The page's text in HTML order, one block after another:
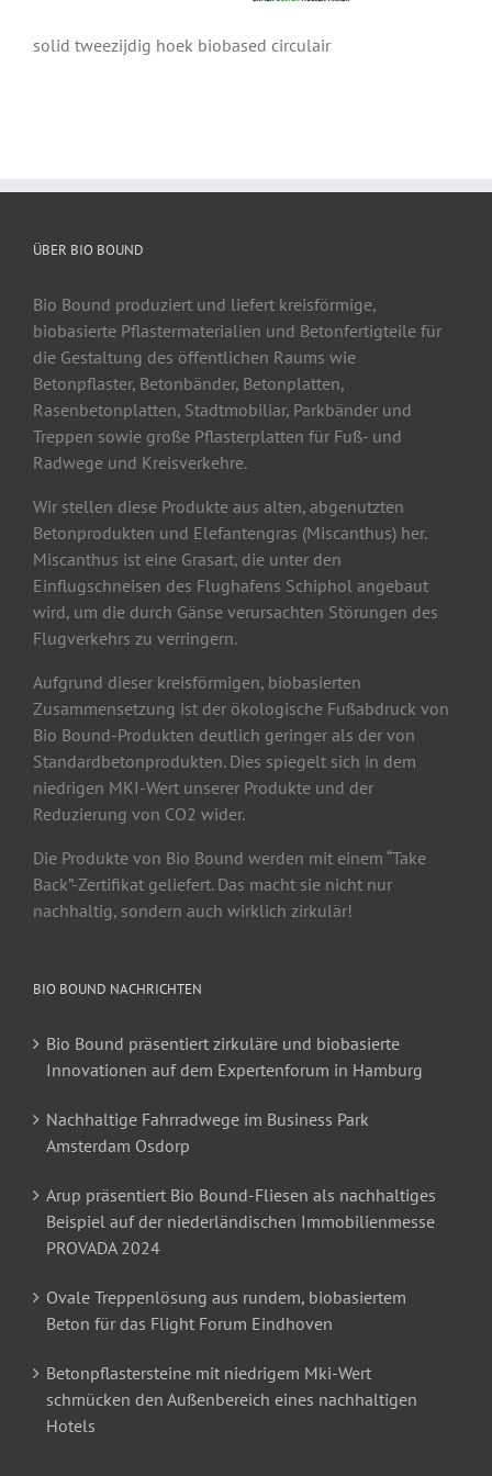
solid tweezijdig hoek biobased circulair
ÜBER BIO BOUND
Bio Bound produziert und liefert kreisförmige,
biobasierte Pflastermaterialien und Betonfertigteile für
die Gestaltung des öffentlichen Raums wie
Betonpflaster, Betonbänder, Betonplatten,
Rasenbetonplatten, Stadtmobiliar, Parkbänder und
Treppen sowie große Pflasterplatten für Fuß- und
Radwege und Kreisverkehre.
Wir stellen diese Produkte aus alten, abgenutzten
Betonprodukten und Elefantengras (Miscanthus) her.
Miscanthus ist eine Grasart, die unter den
Einflugschneisen des Flughafens Schiphol angebaut
wird, um die durch Gänse verursachten Störungen des
Flugverkehrs zu verringern.
Aufgrund dieser kreisförmigen, biobasierten
Zusammensetzung ist der ökologische Fußabdruck von
Bio Bound-Produkten deutlich geringer als der von
Standardbetonprodukten. Dies spiegelt sich in dem
niedrigen MKI-Wert unserer Produkte und der
Reduzierung von CO2 wider.
Die Produkte von Bio Bound werden mit einem “Take
Back”-Zertifikat geliefert. Das macht sie nicht nur
nachhaltig, sondern auch wirklich zirkulär!
BIO BOUND NACHRICHTEN
Bio Bound präsentiert zirkuläre und biobasierte
Innovationen auf dem Expertenforum in Hamburg
Nachhaltige Fahrradwege im Business Park
Amsterdam Osdorp
Arup präsentiert Bio Bound-Fliesen als nachhaltiges
Beispiel auf der niederländischen Immobilienmesse
PROVADA 2024
Ovale Treppenlösung aus rundem, biobasiertem
Beton für das Flight Forum Eindhoven
Betonpflastersteine mit niedrigem Mki-Wert
schmücken den Außenbereich eines nachhaltigen
Hotels